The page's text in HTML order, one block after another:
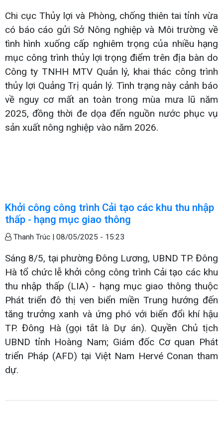
Chi cục Thủy lợi và Phòng, chống thiên tai tỉnh vừa
có báo cáo gửi Sở Nông nghiệp và Môi trường về
tình hình xuống cấp nghiêm trọng của nhiều hạng
mục công trình thủy lợi trọng điểm trên địa bàn do
Công ty TNHH MTV Quản lý, khai thác công trình
thủy lợi Quảng Trị quản lý. Tình trạng này cảnh báo
về nguy cơ mất an toàn trong mùa mưa lũ năm
2025, đồng thời đe dọa đến nguồn nước phục vụ
sản xuất nông nghiệp vào năm 2026.
Khởi công công trình Cải tạo các khu thu nhập
thấp - hạng mục giao thông
Thanh Trúc | 08/05/2025 - 15:23
Sáng 8/5, tại phường Đông Lương, UBND TP. Đông
Hà tổ chức lễ khởi công công trình Cải tạo các khu
thu nhập thấp (LIA) - hạng mục giao thông thuộc
Phát triển đô thị ven biển miền Trung hướng đến
tăng trưởng xanh và ứng phó với biến đổi khí hậu
TP. Đông Hà (gọi tắt là Dự án). Quyền Chủ tịch
UBND tỉnh Hoàng Nam; Giám đốc Cơ quan Phát
triển Pháp (AFD) tại Việt Nam Hervé Conan tham
dự.